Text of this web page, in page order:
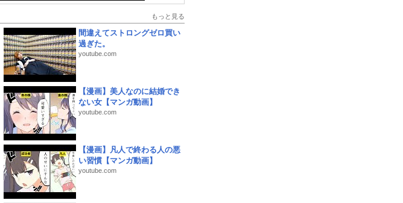
もっと見る
間違えてストロングゼロ買い
過ぎた。
youtube.com
【漫画】美人なのに結婚でき
ない女【マンガ動画】
youtube.com
【漫画】凡人で終わる人の悪
い習慣【マンガ動画】
youtube.com